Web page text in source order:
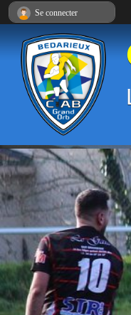
Se connecter
Panneau de gestion des